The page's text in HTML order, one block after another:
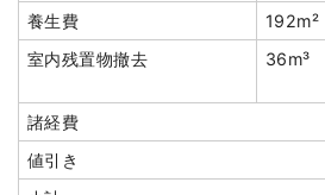
消費税
合計金額
室内残置物撤去 1式
諸経費
値引き
養生費
192m²
室内残置物撤去
36m³
諸経費
値引き